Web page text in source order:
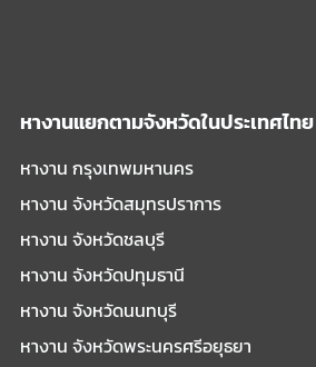
หางานแยกตามจังหวัดในประเทศไทย
หางาน กรุงเทพมหานคร
หางาน จังหวัดสมุทรปราการ
หางาน จังหวัดชลบุรี
หางาน จังหวัดปทุมธานี
หางาน จังหวัดนนทบุรี
หางาน จังหวัดพระนครศรีอยุธยา